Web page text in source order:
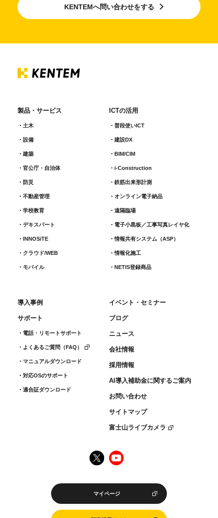
KENTEMへ問い合わせをする
製品・サービス
土木
設備
建築
官公庁・自治体
防災
不動産管理
学校教育
デキスパート
INNOSiTE
クラウド/WEB
モバイル
ICTの活用
普段使いICT
建設DX
BIM/CIM
i-Construction
鉄筋出来形計測​
オンライン電子納品
遠隔臨場
電子小黒板／工事写真レイヤ化
情報共有システム（ASP）
情報化施工
NETIS登録商品
導入事例
サポート
電話・リモートサポート
よくあるご質問（FAQ）
マニュアルダウンロード
対応OSのサポート
適合証ダウンロード
イベント・セミナー
ブログ
ニュース
会社情報
採用情報
AI導入補助金に関するご案内
お問い合わせ
サイトマップ
富士山ライブカメラ
マイページ